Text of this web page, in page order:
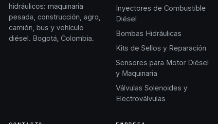
hidráulicos: maquinaria
pesada, construcción, agro,
camión, bus y vehículo
diésel. Bogotá, Colombia.
Inyectores de Combustible
Diésel
Bombas Hidráulicas
Kits de Sellos y Reparación
Sensores para Motor Diésel
y Maquinaria
Válvulas Solenoides y
Electroválvulas